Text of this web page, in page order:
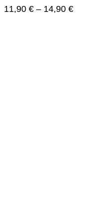
11,90 € – 14,90 €